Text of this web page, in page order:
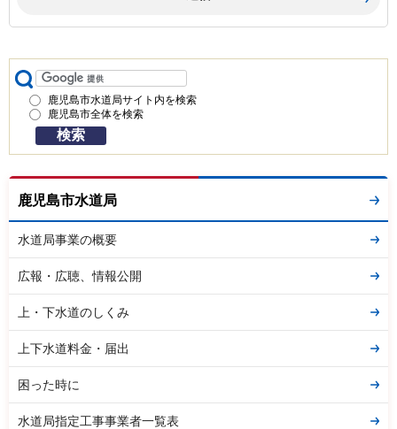
鹿児島市水道局サイト内を検索
鹿児島市全体を検索
鹿児島市水道局
水道局事業の概要
広報・広聴、情報公開
上・下水道のしくみ
上下水道料金・届出
困った時に
水道局指定工事事業者一覧表